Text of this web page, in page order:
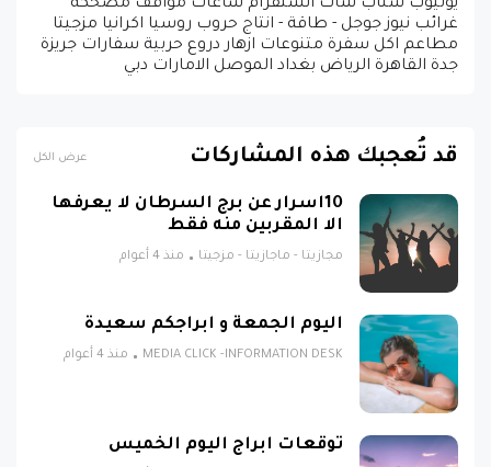
يوتيوب سناب شات انستقرام ساعات مواقف مضحكة
غرائب نيوز جوجل - طاقة - انتاج حروب روسيا اكرانيا مزجيتا
مطاعم اكل سفرة متنوعات ازهار دروع حربية سفارات جريزة
جدة القاهرة الرياض بغداد الموصل الامارات دبي
قد تُعجبك هذه المشاركات عرض الكل
10اسرار عن برج السرطان لا يعرفها
الا المقربين منه فقط
مجازيتا - ماجازيتا - مزجيتا منذ 4 أعوام
اليوم الجمعة و ابراجكم سعيدة
MEDIA CLICK -INFORMATION DESK منذ 4 أعوام
توقعات ابراج اليوم الخميس